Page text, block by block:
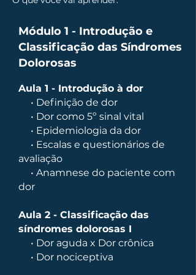
Módulo 1 - Introdução e
Classificação das Síndromes
Dolorosas
Aula 1 - Introdução à dor
• Definição de dor
• Dor como 5º sinal vital
• Epidemiologia da dor
• Escalas e questionários de
avaliação
• Anamnese do paciente com
dor
Aula 2 - Classificação das
síndromes dolorosas I
• Dor aguda x Dor crônica
• Dor nociceptiva